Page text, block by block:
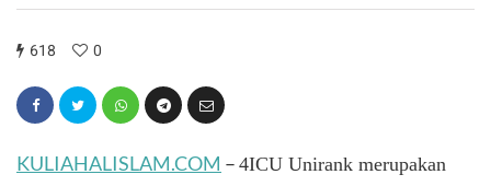
618 0
KULIAHALISLAM.COM – 4ICU Unirank merupakan